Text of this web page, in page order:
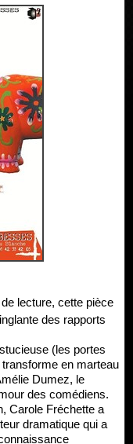
lecture, cette pièce
des rapports
(les portes
en marteau
Dumez, le
des comédiens.
Carole Fréchette a
dramatique qui a